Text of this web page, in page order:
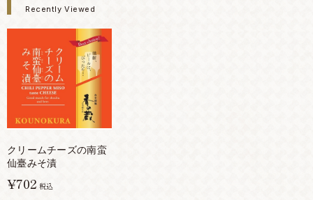
Recently Viewed
クリームチーズの南蛮
仙臺みそ漬
¥702 税込